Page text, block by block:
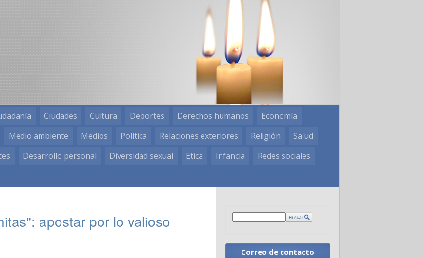
Ciudades Cultura Deportes Derechos humanos
Economía
Medio ambiente Medios Política Relaciones exteriores Religión
Salud
Desarrollo personal Diversidad sexual Etica Infancia
Redes sociales
apostar por lo valioso
Correo de contacto